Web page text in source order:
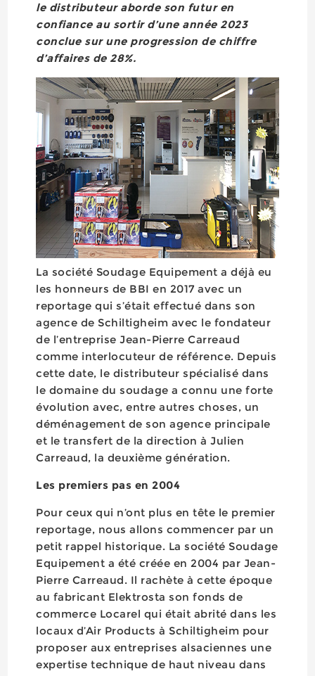
le distributeur aborde son futur en
confiance au sortir d’une année 2023
conclue sur une progression de chiffre
d’affaires de 28%.
La société Soudage Equipement a déjà eu
les honneurs de BBI en 2017 avec un
reportage qui s’était effectué dans son
agence de Schiltigheim avec le fondateur
de l’entreprise Jean-Pierre Carreaud
comme interlocuteur de référence. Depuis
cette date, le distributeur spécialisé dans
le domaine du soudage a connu une forte
évolution avec, entre autres choses, un
déménagement de son agence principale
et le transfert de la direction à Julien
Carreaud, la deuxième génération.
Les premiers pas en 2004
Pour ceux qui n’ont plus en tête le premier
reportage, nous allons commencer par un
petit rappel historique. La société Soudage
Equipement a été créée en 2004 par Jean-
Pierre Carreaud. Il rachète à cette époque
au fabricant Elektrosta son fonds de
commerce Locarel qui était abrité dans les
locaux d’Air Products à Schiltigheim pour
proposer aux entreprises alsaciennes une
expertise technique de haut niveau dans